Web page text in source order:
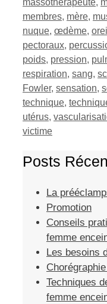
membres, mère,
nuque, œdème,
pectoraux,
poids, pression,
respiration, sang,
Fowler, sensation,
technique,
utérus,
victime
Posts
La
Promotion
Conseils
femme
Les besoins
Techniques
femme